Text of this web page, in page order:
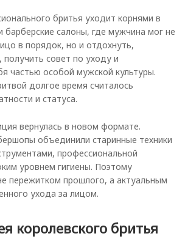
бритья уходит корнями в
барберские салоны, где мужчина мог не
в порядок, но и отдохнуть,
получить совет по уходу и
частью особой мужской культуры.
долгое время считалось
и статуса.
вернулась в новом формате.
объединили старинные техники
профессиональной
уровнем гигиены. Поэтому
пережитком прошлого, а актуальным
ухода за лицом.
королевского бритья